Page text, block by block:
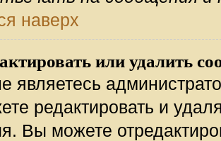
наверх
или удалить
являетесь
редактировать и
Вы можете